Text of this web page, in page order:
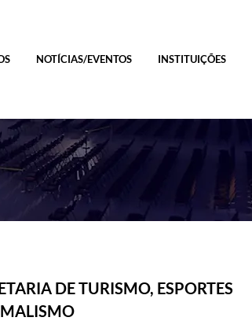
NOTÍCIAS/EVENTOS INSTITUIÇÕES
DE TURISMO, ESPORTES